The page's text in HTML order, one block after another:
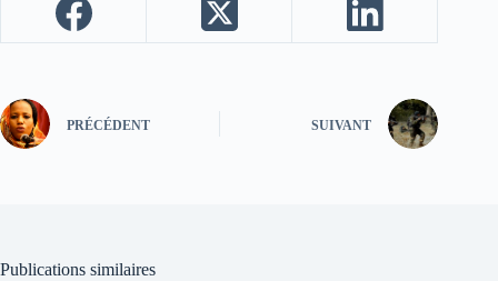
PRÉCÉDENT SUIVANT
Publications similaires